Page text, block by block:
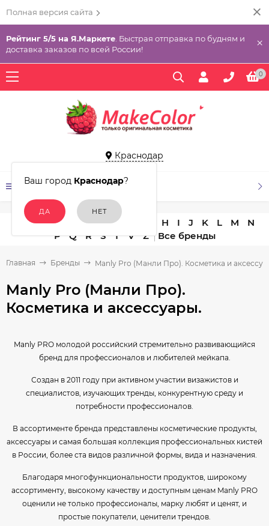
Полная версия сайта
Рейтинг 5/5 на Я.Маркете . Быстрая отправка по будням и
доставка заказов по всей России!
×
0
Краснодар
Ваш город Краснодар?
КАТАЛОГ ТОВАРОВ
A C D E H I J K L M
N
P
Q R S T V Z
Главная Бренды Manly Pro (Манли Про). Косметика и
Manly Pro (Манли Про).
Косметика и аксессуары.
Manly PRO молодой российский стремительно развивающийся
бренд для профессионалов и любителей мейкапа.
Создан в 2011 году при активном участии визажистов и
специалистов, изучающих тренды, конкурентную среду и
потребности профессионалов.
В ассортименте бренда представлены косметические продукты,
аксессуары и самая большая коллекция профессиональных кистей
в России, более ста видов различной формы, вида и назначения.
Благодаря многофункциональности продуктов, широкому
ассортименту, высокому качеству и доступным ценам Manly PRO
оценили не только профессионалы, марку любят и ценят, и
простые покупатели, ценители трендов.